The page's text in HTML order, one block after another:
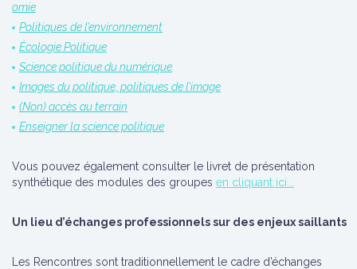
omie
Politiques de l’environnement
Écologie Politique
Science politique du numérique
Images du politique, politiques de l’image
(Non) accès au terrain
Enseigner la science politique
Vous pouvez également consulter le livret de présentation
synthétique des modules des groupes en cliquant ici...
Un lieu d’échanges professionnels sur des enjeux saillants
Les Rencontres sont traditionnellement le cadre d’échanges